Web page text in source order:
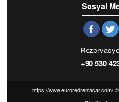
Sosyal
+90 530
https://www.euroredrentacar.com/ ©